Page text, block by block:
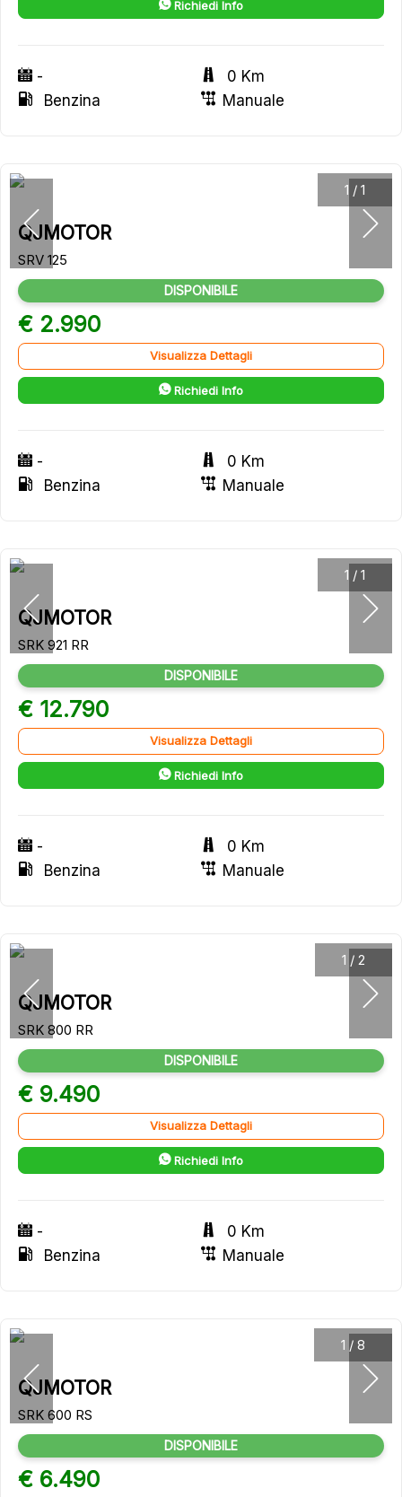
Richiedi Info
-
0 Km
Benzina
Manuale
1 / 1
QJMOTOR
SRV 125
DISPONIBILE
€ 2.990
Visualizza Dettagli
Richiedi Info
-
0 Km
Benzina
Manuale
1 / 1
QJMOTOR
SRK 921 RR
DISPONIBILE
€ 12.790
Visualizza Dettagli
Richiedi Info
-
0 Km
Benzina
Manuale
1 / 2
QJMOTOR
SRK 800 RR
DISPONIBILE
€ 9.490
Visualizza Dettagli
Richiedi Info
-
0 Km
Benzina
Manuale
1 / 8
QJMOTOR
SRK 600 RS
DISPONIBILE
€ 6.490